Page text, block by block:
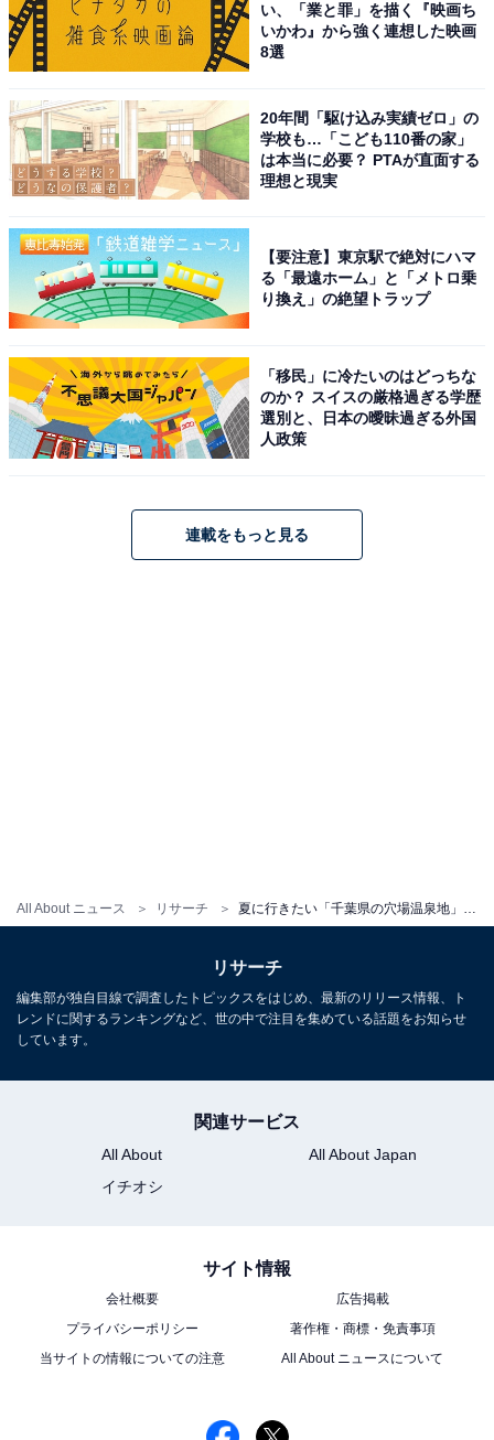
All About ニュース リサーチ
こちらもおすすめ
夏に行きたい「神奈川の穴場温泉地」ランキン
グ！ 「中川温泉」などを抑えた圧倒的1位は？
【2025調査】
1
い、「業と罪」を描く『映画ち
いかわ』から強く連想した映画
8選
20年間「駆け込み実績ゼロ」の
学校も…「こども110番の家」
は本当に必要？ PTAが直面する
理想と現実
【要注意】東京駅で絶対にハマ
る「最遠ホーム」と「メトロ乗
り換え」の絶望トラップ
「移民」に冷たいのはどっちな
のか？ スイスの厳格過ぎる学歴
選別と、日本の曖昧過ぎる外国
人政策
連載をもっと見る
リサーチ
編集部が独自目線で調査したトピックスをはじめ、最新のリリース情報、ト
レンドに関するランキングなど、世の中で注目を集めている話題をお知らせ
しています。
関連サービス
All About
All About Japan
イチオシ
サイト情報
会社概要
広告掲載
プライバシーポリシー
著作権・商標・免責事項
当サイトの情報についての注意
All About ニュースについて